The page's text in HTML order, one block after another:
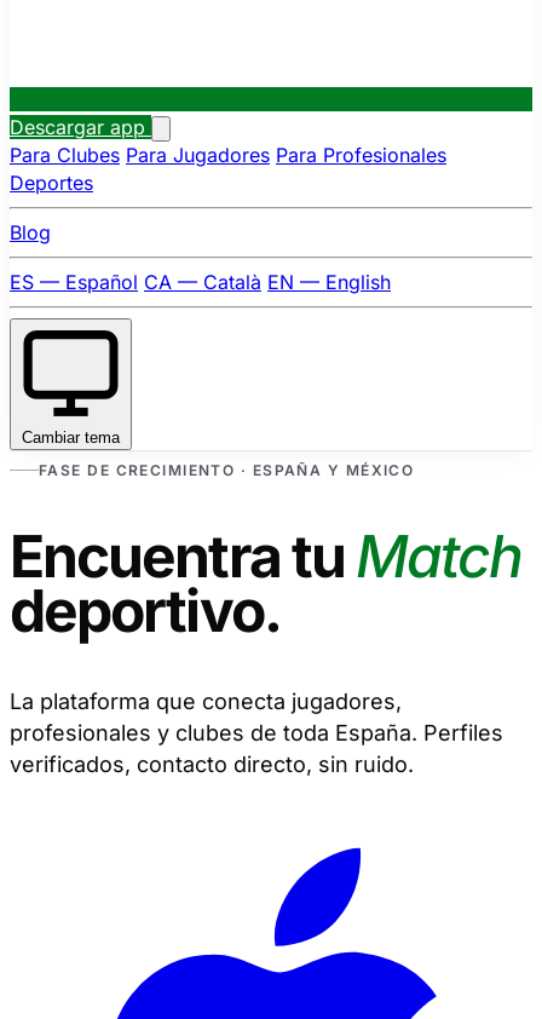
Descargar app
Para Clubes Para Jugadores Para Profesionales
Deportes
Blog
ES — Español CA — Català EN — English
Cambiar tema
FASE DE CRECIMIENTO · ESPAÑA Y MÉXICO
Encuentra tuMatch
deportivo.
La plataforma que conecta jugadores,
profesionales y clubes de toda España. Perfiles
verificados, contacto directo, sin ruido.